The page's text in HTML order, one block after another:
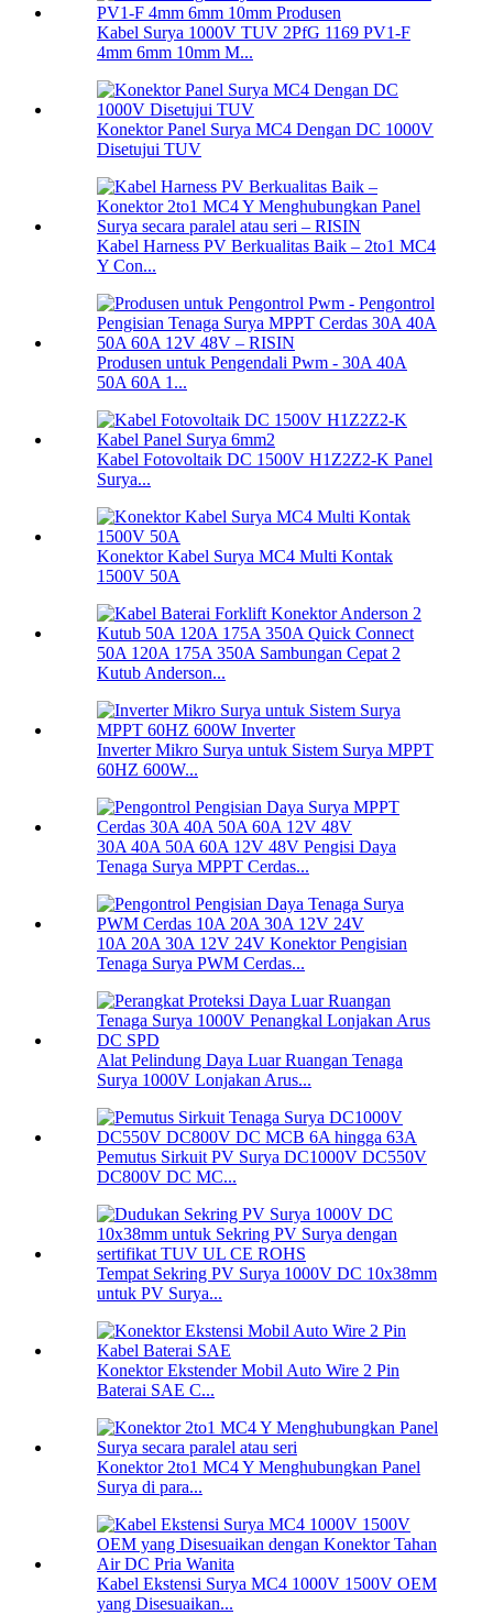
Kabel Surya 1000V TUV 2PfG 1169 PV1-F
4mm 6mm 10mm M...
Konektor Panel Surya MC4 Dengan DC 1000V
Disetujui TUV
Kabel Harness PV Berkualitas Baik – 2to1 MC4
Y Con...
Produsen untuk Pengendali Pwm - 30A 40A
50A 60A 1...
Kabel Fotovoltaik DC 1500V H1Z2Z2-K Panel
Surya...
Konektor Kabel Surya MC4 Multi Kontak
1500V 50A
50A 120A 175A 350A Sambungan Cepat 2
Kutub Anderson...
Inverter Mikro Surya untuk Sistem Surya MPPT
60HZ 600W...
30A 40A 50A 60A 12V 48V Pengisi Daya
Tenaga Surya MPPT Cerdas...
10A 20A 30A 12V 24V Konektor Pengisian
Tenaga Surya PWM Cerdas...
Alat Pelindung Daya Luar Ruangan Tenaga
Surya 1000V Lonjakan Arus...
Pemutus Sirkuit PV Surya DC1000V DC550V
DC800V DC MC...
Tempat Sekring PV Surya 1000V DC 10x38mm
untuk PV Surya...
Konektor Ekstender Mobil Auto Wire 2 Pin
Baterai SAE C...
Konektor 2to1 MC4 Y Menghubungkan Panel
Surya di para...
Kabel Ekstensi Surya MC4 1000V 1500V OEM
yang Disesuaikan...